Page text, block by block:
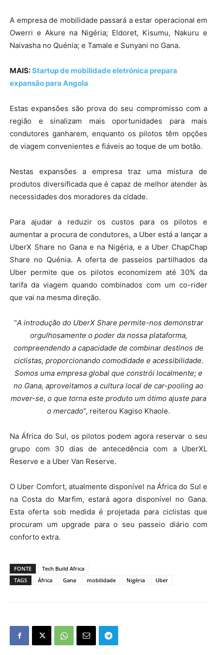
A empresa de mobilidade passará a estar operacional em
Owerri e Akure na Nigéria; Eldoret, Kisumu, Nakuru e
Naivasha no Quénia; e Tamale e Sunyani no Gana.
MAIS:Startup de mobilidade eletrónica prepara
expansão para Angola
Estas expansões são prova do seu compromisso com a
região e sinalizam mais oportunidades para mais
condutores ganharem, enquanto os pilotos têm opções
de viagem convenientes e fiáveis ao toque de um botão.
Nestas expansões a empresa traz uma mistura de
produtos diversificada que é capaz de melhor atender às
necessidades dos moradores da cidade.
Para ajudar a reduzir os custos para os pilotos e
aumentar a procura de condutores, a Uber está a lançar a
UberX Share no Gana e na Nigéria, e a Uber ChapChap
Share no Quénia. A oferta de passeios partilhados da
Uber permite que os pilotos economizem até 30% da
tarifa da viagem quando combinados com um co-rider
que vai na mesma direção.
“A introdução do UberX Share permite-nos demonstrar
orgulhosamente o poder da nossa plataforma,
compreendendo a capacidade de combinar destinos de
ciclistas, proporcionando comodidade e acessibilidade.
Somos uma empresa global que constrói localmente; e
no Gana, aproveitamos a cultura local de car-pooling ao
mover-se, o que torna este produto um ótimo ajuste para
o mercado“, reiterou Kagiso Khaole.
Na África do Sul, os pilotos podem agora reservar o seu
grupo com 30 dias de antecedência com a UberXL
Reserve e a Uber Van Reserve.
O Uber Comfort, atualmente disponível na África do Sul e
na Costa do Marfim, estará agora disponível no Gana.
Esta oferta sob medida é projetada para ciclistas que
procuram um upgrade para o seu passeio diário com
conforto extra.
FONTE
Tech Build Africa
TAGS
África Gana mobilidade Nigéria Uber